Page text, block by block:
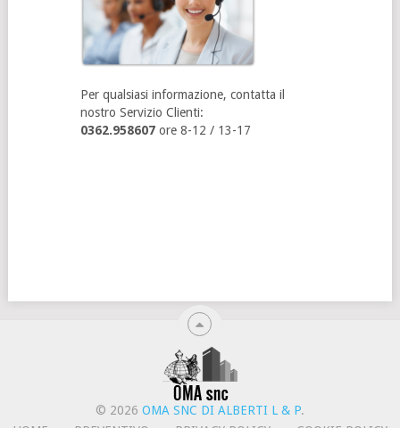
Per qualsiasi informazione, contatta il
nostro Servizio Clienti:
0362.958607ore 8-12 / 13-17
© 2026 OMA SNC DI ALBERTI L & P.